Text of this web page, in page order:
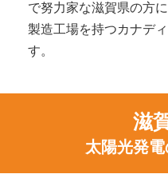
で努力家な滋賀県の方
製造工場を持つカナデ
す。
滋
太陽光発電